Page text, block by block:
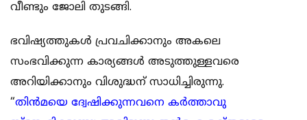
വീണ്ടും ജോലി തുടങ്ങി.
ഭവിഷ്യത്തുകൾ പ്രവചിക്കാനും അകലെ
സംഭവിക്കുന്ന കാര്യങ്ങൾ അടുത്തുള്ളവരെ
അറിയിക്കാനും വിശുദ്ധന് സാധിച്ചിരുന്നു.
“തിന്‍മയെ ദ്വേഷിക്കുന്നവനെ കര്‍ത്താവു